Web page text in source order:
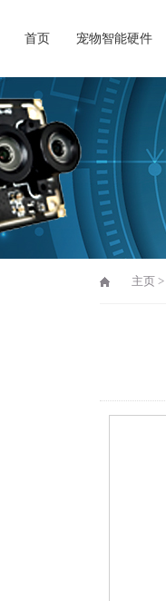
首页 宠物智能硬件
关于长龙鑫
主页 >